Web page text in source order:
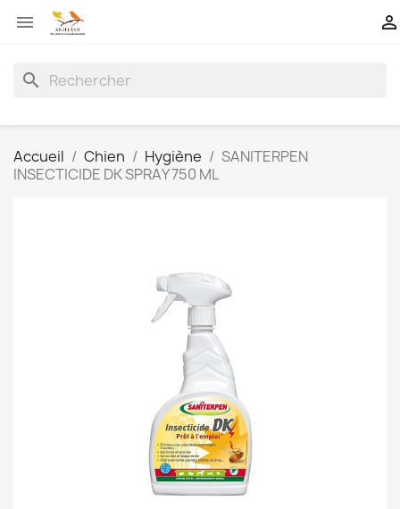
 
search
Accueil Chien Hygiène
SANITERPEN
INSECTICIDE DK SPRAY 750 ML